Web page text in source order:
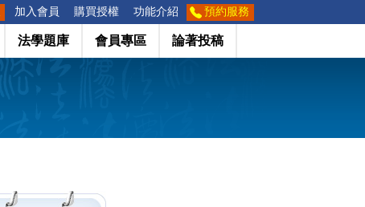
加入會員 購買授權 功能介紹 預約服務
法學題庫 會員專區 論著投稿